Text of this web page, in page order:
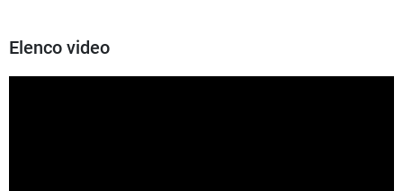
Elenco video